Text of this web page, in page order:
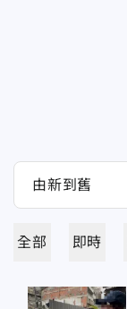
全部 即時